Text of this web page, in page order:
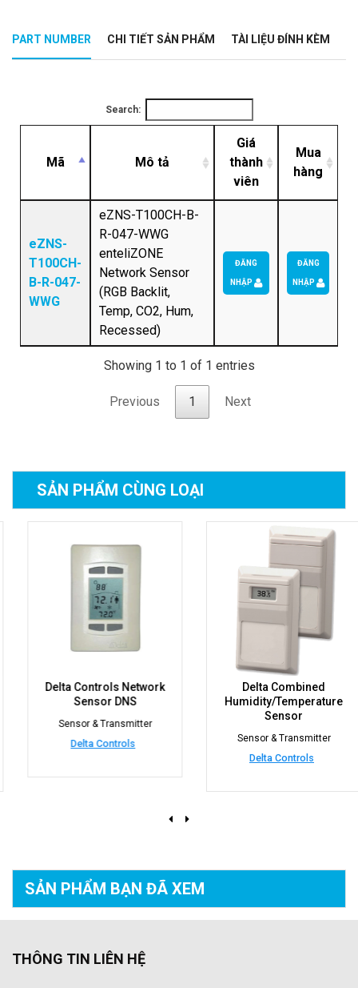
PART NUMBER CHI TIẾT SẢN PHẨM TÀI LIỆU ĐÍNH KÈM
Search:
Mã Mô tả
Giá
thành
viên
Mua
hàng
eZNS-
T100CH-
B-R-047-
WWG
eZNS-T100CH-B-
R-047-WWG
enteliZONE
Network Sensor
(RGB Backlit,
Temp, CO2, Hum,
Recessed)
ĐĂNG
NHẬP
ĐĂNG
NHẬP
Showing 1 to 1 of 1 entries
Previous 1 Next
SẢN PHẨM CÙNG LOẠI
Delta Controls Network
Sensor DNS
Sensor & Transmitter
Delta Controls
Delta Combined
Humidity/Temperature
Sensor
Sensor & Transmitter
Delta Controls
SẢN PHẨM BẠN ĐÃ XEM
THÔNG TIN LIÊN HỆ